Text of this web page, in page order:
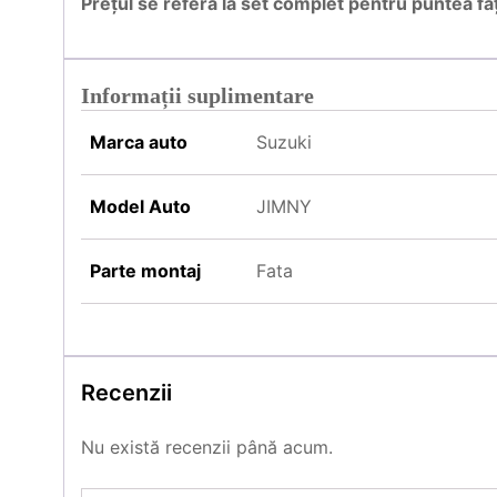
Informații suplimentare
Marca auto Suzuki
Model Auto JIMNY
Parte montaj Fata
Recenzii
Nu există recenzii până acum.